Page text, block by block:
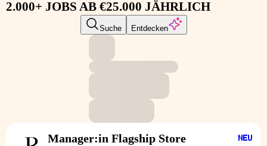
2.000+ JOBS AB €25.000 JÄHRLICH
Suche Entdecken
Manager:in Flagship Store